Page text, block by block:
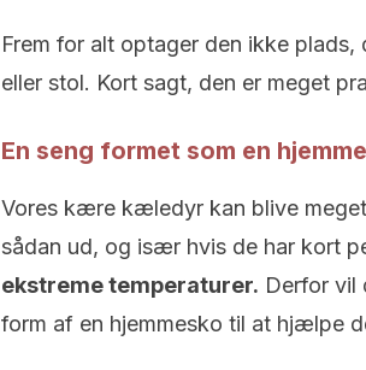
Frem for alt optager den ikke
eller stol. Kort sagt, den er meget
En seng formet som en
Vores kære kæledyr kan blive
sådan ud, og især hvis de har kort
ekstreme temperaturer. Derfor vil
form af en hjemmesko til at hjælpe